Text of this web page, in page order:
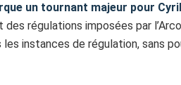
un tournant majeur pour
régulations imposées par
instances de régulation, sans